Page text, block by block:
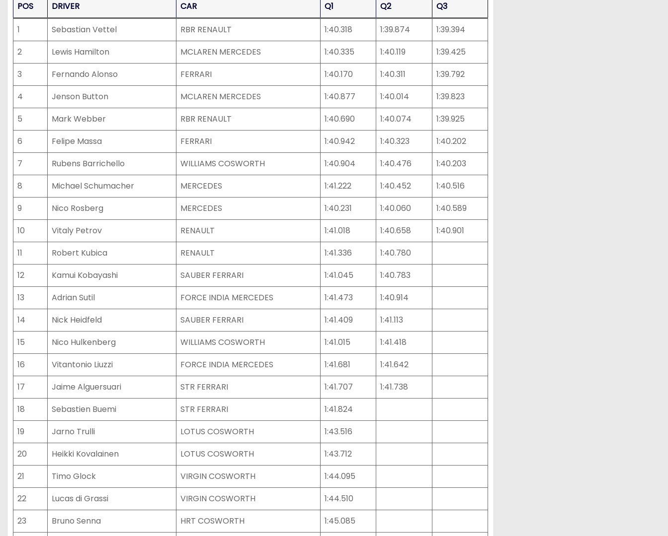
POS DRIVER CAR Q1 Q2 Q3
1 Sebastian Vettel RBR RENAULT 1:40.318 1:39.874
1:39.394
2
Lewis Hamilton MCLAREN MERCEDES 1:40.335 1:40.119
1:39.425
3
Fernando Alonso FERRARI 1:40.170 1:40.311
1:39.792
4
Jenson Button MCLAREN MERCEDES 1:40.877 1:40.014
1:39.823
5
Mark Webber RBR RENAULT 1:40.690 1:40.074
1:39.925
6
Felipe Massa FERRARI 1:40.942 1:40.323
1:40.202
7
Rubens Barrichello WILLIAMS COSWORTH 1:40.904 1:40.476
1:40.203
8
Michael Schumacher MERCEDES 1:41.222 1:40.452
1:40.516
9
Nico Rosberg MERCEDES 1:40.231 1:40.060
1:40.589
10
Vitaly Petrov RENAULT 1:41.018 1:40.658
1:40.901
11
Robert Kubica RENAULT 1:41.336
1:40.780
12
Kamui Kobayashi SAUBER FERRARI 1:41.045
1:40.783
13
Adrian Sutil FORCE INDIA MERCEDES 1:41.473
1:40.914
14
Nick Heidfeld SAUBER FERRARI 1:41.409
1:41.113
15
Nico Hulkenberg WILLIAMS COSWORTH 1:41.015
1:41.418
16
Vitantonio Liuzzi FORCE INDIA MERCEDES 1:41.681
1:41.642
17
Jaime Alguersuari STR FERRARI 1:41.707
1:41.738
18
Sebastien Buemi STR FERRARI
1:41.824
19
Jarno Trulli LOTUS COSWORTH
1:43.516
20
Heikki Kovalainen LOTUS COSWORTH
1:43.712
21
Timo Glock VIRGIN COSWORTH
1:44.095
22
Lucas di Grassi VIRGIN COSWORTH
1:44.510
23
Bruno Senna HRT COSWORTH 1:45.085